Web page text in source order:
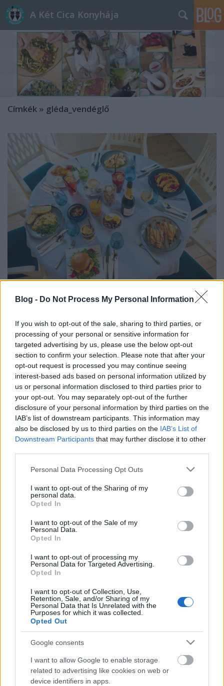
Blog - Do Not Process My Personal Information
If you wish to opt-out of the sale, sharing to third parties, or
processing of your personal or sensitive information for
targeted advertising by us, please use the below opt-out
section to confirm your selection. Please note that after your
opt-out request is processed you may continue seeing
interest-based ads based on personal information utilized by
us or personal information disclosed to third parties prior to
your opt-out. You may separately opt-out of the further
disclosure of your personal information by third parties on the
IAB’s list of downstream participants. This information may
also be disclosed by us to third parties on the IAB’s List of
Downstream Participants that may further disclose it to other
Please note that this website/app uses one or more Google
not limited to your visit or usage behaviour. You may click to
grant or deny consent to Google and its third-party tags to
use your data for below specified purposes in below Google
consent section.
Personal Data Processing Opt Outs
I want to opt-out of the Sharing of my
personal data.
Opted In
I want to opt-out of the Sale of my
Personal Data.
Opted In
I want to opt-out of processing my
Personal Data for Targeted Advertising.
Opted In
I want to opt-out of Collection, Use,
Retention, Sale, and/or Sharing of my
Personal Data that Is Unrelated with the
Purposes for which it was collected.
Opted Out
Google consents
I want to allow Google to enable storage
related to advertising like cookies on web or
device identifiers in apps.
A Két Cica Konyhája
Címkék » gléda_vendéglő
legkedveltebb vendéglője
HATTYU 2026. április 17.
A váltásban a vendégek szokásai, a városi ritmus és
a gasztronómiai trendek egyaránt szerepet
játszottak. Nyolc év után új fejezet kezdődik a Gléda
történetében. A budai vendéglátóhely mostantól
brunch koncepcióval folytatja működését, és Gléda
Brunch Buda néven nyit újra. Az új koncepció nem…
Buborékok reggelire – szombati
pezsgős brunch a Glédában
•2025. november 06.
A budai Gléda Vendéglő november 8-án egy
különleges, elegáns, mégis közvetlen programra
hívja a gasztronómia szerelmeseit: a Borsuttogóval
közösen szervezett pezsgős reggelire, ahol a nap
nem kávéval, hanem minőségi pezsgővel indul. A